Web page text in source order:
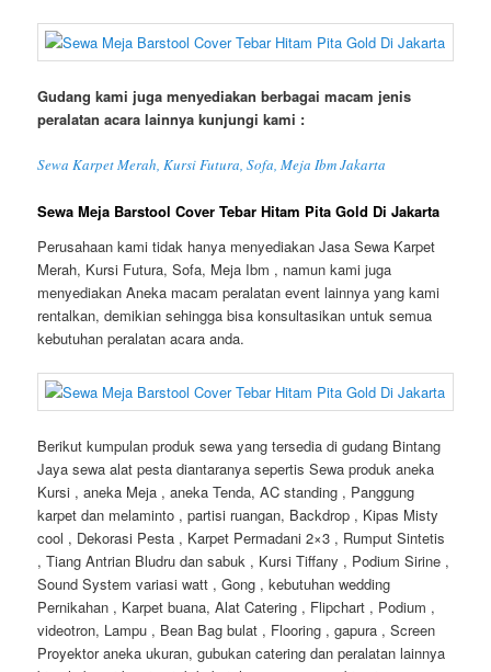
Gudang kami juga menyediakan berbagai macam jenis
peralatan acara lainnya kunjungi kami :
Sewa Karpet Merah, Kursi Futura, Sofa, Meja Ibm Jakarta
Sewa Meja Barstool Cover Tebar Hitam Pita Gold Di Jakarta
Perusahaan kami tidak hanya menyediakan Jasa Sewa Karpet
Merah, Kursi Futura, Sofa, Meja Ibm , namun kami juga
menyediakan Aneka macam peralatan event lainnya yang kami
rentalkan, demikian sehingga bisa konsultasikan untuk semua
kebutuhan peralatan acara anda.
Berikut kumpulan produk sewa yang tersedia di gudang Bintang
Jaya sewa alat pesta diantaranya sepertis Sewa produk aneka
Kursi , aneka Meja , aneka Tenda, AC standing , Panggung
karpet dan melaminto , partisi ruangan, Backdrop , Kipas Misty
cool , Dekorasi Pesta , Karpet Permadani 2×3 , Rumput Sintetis
, Tiang Antrian Bludru dan sabuk , Kursi Tiffany , Podium Sirine ,
Sound System variasi watt , Gong , kebutuhan wedding
Pernikahan , Karpet buana, Alat Catering , Flipchart , Podium ,
videotron, Lampu , Bean Bag bulat , Flooring , gapura , Screen
Proyektor aneka ukuran, gubukan catering dan peralatan lainnya